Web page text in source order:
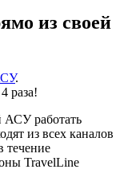
из своей
.
раза!
АСУ работать
из всех каналов
течение
TravelLine